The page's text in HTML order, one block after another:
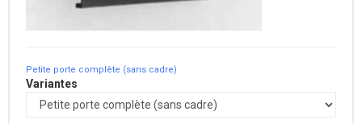
Petite porte complète (sans cadre)
Variantes